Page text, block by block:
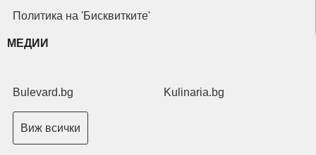
Политика на 'Бисквитките'
МЕДИИ
Bulevard.bg Kulinaria.bg
Виж всички